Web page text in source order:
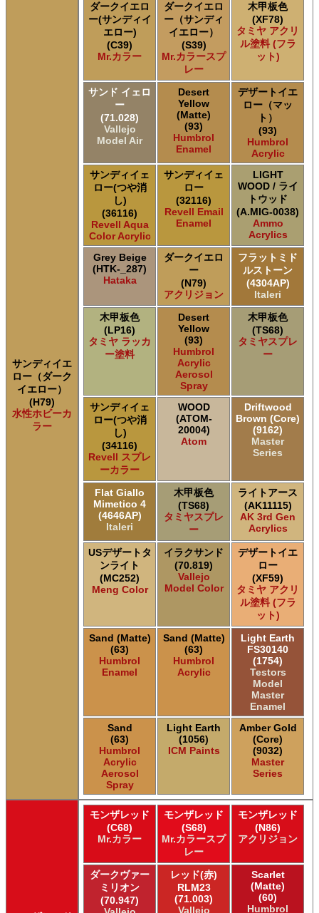
サンディイエ
ロー（ダーク
イエロー）
(H79)
水性ホビーカ
ラー
ダークイエロ
ー(サンディイ
エロー)
(C39)
Mr.カラー
ダークイエロ
ー（サンディ
イエロー）
(S39)
Mr.カラースプ
レー
木甲板色
(XF78)
タミヤ アクリ
ル塗料 (フラ
ット)
サンド イェロ
ー
(71.028)
Vallejo
Model Air
Desert
Yellow
(Matte)
(93)
Humbrol
Enamel
デザートイエ
ロー（マッ
ト）
(93)
Humbrol
Acrylic
サンディイェ
ロー(つや消
し)
(36116)
Revell Aqua
Color Acrylic
サンディイェ
ロー
(32116)
Revell Email
Enamel
LIGHT
WOOD / ライ
トウッド
(A.MIG-0038)
Ammo
Acrylics
Grey Beige
(HTK-_287)
Hataka
ダークイエロ
ー
(N79)
アクリジョン
フラットミド
ルストーン
(4304AP)
Italeri
木甲板色
(LP16)
タミヤ ラッカ
ー塗料
Desert
Yellow
(93)
Humbrol
Acrylic
Aerosol
Spray
木甲板色
(TS68)
タミヤスプレ
ー
サンディイェ
ロー(つや消
し)
(34116)
Revell スプレ
ーカラー
WOOD
(ATOM-
20004)
Atom
Driftwood
Brown (Core)
(9162)
Master
Series
Flat Giallo
Mimetico 4
(4646AP)
Italeri
木甲板色
(TS68)
タミヤスプレ
ー
ライトアース
(AK11115)
AK 3rd Gen
Acrylics
USデザートタ
ンライト
(MC252)
Meng Color
イラクサンド
(70.819)
Vallejo
Model Color
デザートイエ
ロー
(XF59)
タミヤ アクリ
ル塗料 (フラ
ット)
Sand (Matte)
(63)
Humbrol
Enamel
Sand (Matte)
(63)
Humbrol
Acrylic
Light Earth
FS30140
(1754)
Testors
Model
Master
Enamel
Sand
(63)
Humbrol
Acrylic
Aerosol
Spray
Light Earth
(1056)
ICM Paints
Amber Gold
(Core)
(9032)
Master
Series
モンザレッド
(C68)
Mr.カラー
モンザレッド
(S68)
Mr.カラースプ
レー
モンザレッド
(N86)
アクリジョン
ダークヴァー
ミリオン
(70.947)
レッド(赤)
RLM23
(71.003)
Vallejo
Scarlet
(Matte)
(60)
Humbrol